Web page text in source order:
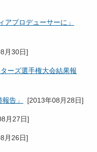
アプロデューサーに」
月30日]
ーズ選手権大会結果報
告」 [2013年08月28日]
月27日]
月26日]